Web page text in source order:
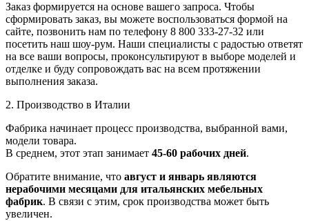
Заказ формируется на основе вашего запроса. Чтобы
сформировать заказ, вы можете воспользоваться формой на
сайте, позвонить нам по телефону 8 800 333-27-32 или
посетить наш шоу-рум. Наши специалисты с радостью ответят
на все ваши вопросы, проконсультируют в выборе моделей и
отделке и буду сопровождать вас на всем протяжении
выполнения заказа.
2. Производство в Италии
Фабрика начинает процесс производства, выбранной вами,
модели товара.
В среднем, этот этап занимает 45-60 рабочих дней.
Обратите внимание, что август и январь являются
нерабочими месяцами для итальянских мебельных
фабрик. В связи с этим, срок производства может быть
увеличен.